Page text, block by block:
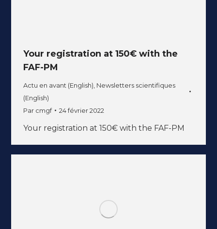
Your registration at 150€ with the
FAF-PM
Actu en avant (English), Newsletters scientifiques
(English)
Par cmgf 24 février 2022
Your registration at 150€ with the FAF-PM